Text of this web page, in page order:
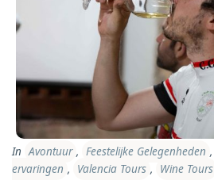
In Avontuur , Feestelijke Gelegenheden ,
ervaringen , Valencia Tours , Wine Tours